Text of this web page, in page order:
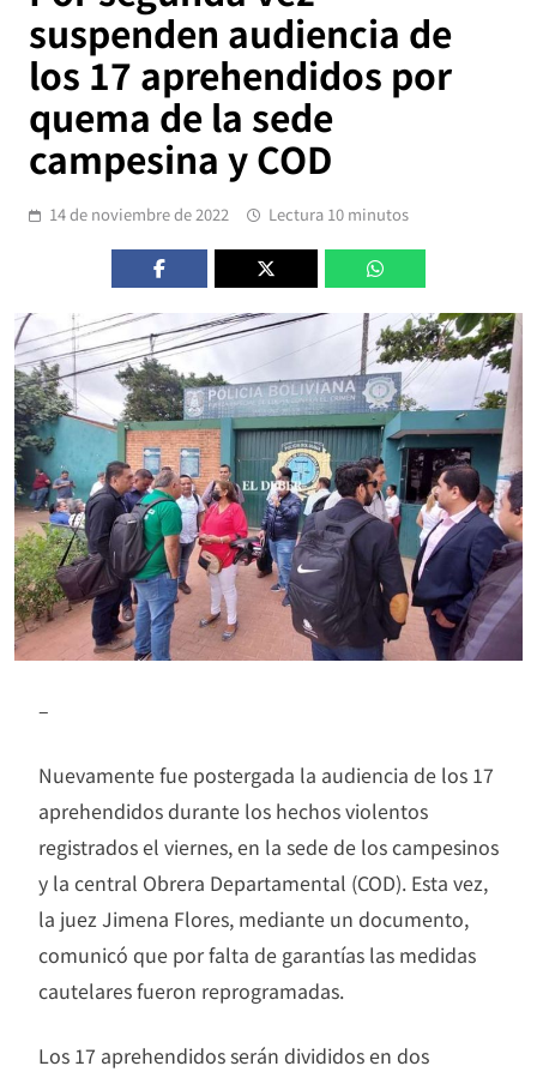
suspenden audiencia de
los 17 aprehendidos por
quema de la sede
campesina y COD
14 de noviembre de 2022 Lectura 10 minutos
–
Nuevamente fue postergada la audiencia de los 17
aprehendidos durante los hechos violentos
registrados el viernes, en la sede de los campesinos
y la central Obrera Departamental (COD). Esta vez,
la juez Jimena Flores, mediante un documento,
comunicó que por falta de garantías las medidas
cautelares fueron reprogramadas.
Los 17 aprehendidos serán divididos en dos